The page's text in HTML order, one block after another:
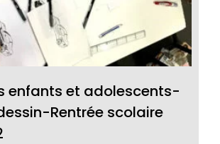
enfants et adolescents-
Rentrée scolaire